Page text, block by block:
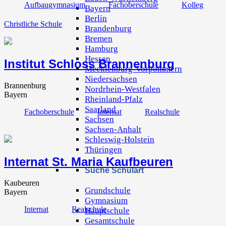
Bayern
Berlin
Brandenburg
Bremen
Hamburg
Hessen
Mecklenburg-Vorpommern
Niedersachsen
Nordrhein-Westfalen
Rheinland-Pfalz
Saarland
Sachsen
Sachsen-Anhalt
Schleswig-Holstein
Thüringen
Suche Schulart
Grundschule
Gymnasium
Hauptschule
Gesamtschule
Aufbaugymnasium
Fachoberschule Kolleg
Christliche Schule
Institut Schloss Brannenburg
Brannenburg
Bayern
Fachoberschule
Internat Realschule
Internat St. Maria Kaufbeuren
Kaubeuren
Bayern
Internat
Realschule